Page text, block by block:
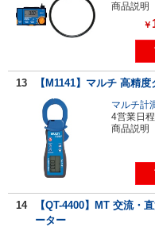
商品説明
￥
13 【M1141】マルチ 高精
マルチ計
4営業日
商品説明
14
【QT-4400】MT 交流・
ーター